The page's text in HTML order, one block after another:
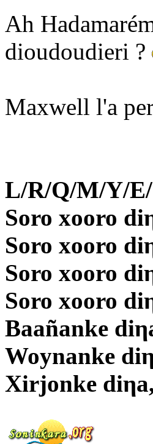
Ah
dioudoudieri ?
Maxwell l'a
L/R/Q/M/Y/
Soro xooro
Soro xooro
Soro xooro
Soro xooro
Baañanke
Woynanke
Xirjonke